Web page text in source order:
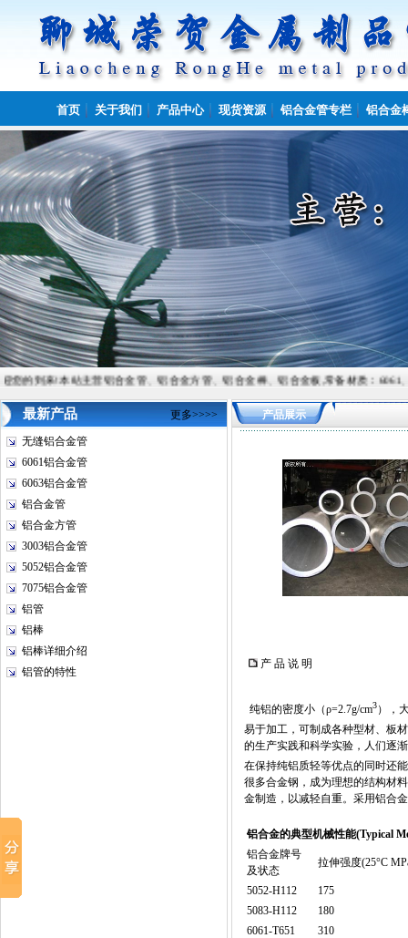
首页 关于我们 产品中心 现货资源 铝合金管专栏 铝合金
的到来!本站主营铝合金管、铝合金方管、铝合金棒、铝合金板,常备材质：6061、
最新产品 更多>>>>
无缝铝合金管
6061铝合金管
6063铝合金管
铝合金管
铝合金方管
3003铝合金管
5052铝合金管
7075铝合金管
铝管
铝棒
铝棒详细介绍
铝管的特性
产品展示
产 品 说 明
纯铝的密度小（ρ=2.7g/cm3），
易于加工，可制成各种型材、板
的生产实践和科学实验，人们逐
在保持纯铝质轻等优点的同时还
很多合金钢，成为理想的结构材
金制造，以减轻自重。采用铝合
铝合金的典型机械性能(Typical
铝合金牌号
及状态
拉伸强度(25°C
5052-H112
175
5083-H112
180
6061-T651
310